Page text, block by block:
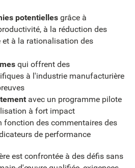
potentiellesgrâce à
à la réduction des
et à la rationalisation des
qui offrent des
à l'industrie manufacturière
avec un programme pilote
à fort impact
fonction des commentaires des
de performance
est confrontée à des défis sans